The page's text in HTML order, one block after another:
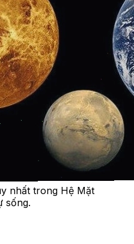
nhất trong Hệ Mặt
sống.